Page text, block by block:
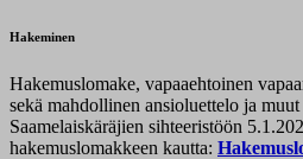
Hakeminen
Hakemuslomake, vapaaehtoinen
sekä mahdollinen ansioluettelo ja
Saamelaiskäräjien sihteeristöön
hakemuslomakkeen kautta: